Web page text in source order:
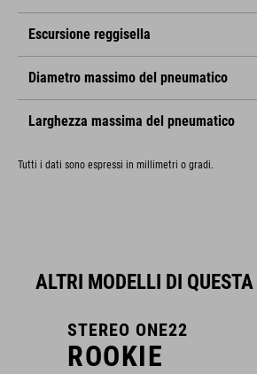
Escursione reggisella
Diametro massimo del pneumatico
Larghezza massima del pneumatico
Tutti i dati sono espressi in millimetri o gradi.
ALTRI MODELLI DI QUESTA
STEREO ONE22
ROOKIE